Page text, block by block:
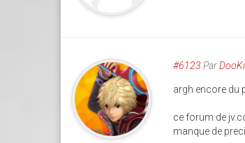
#6123 Par
argh encore du
ce forum de
manque de